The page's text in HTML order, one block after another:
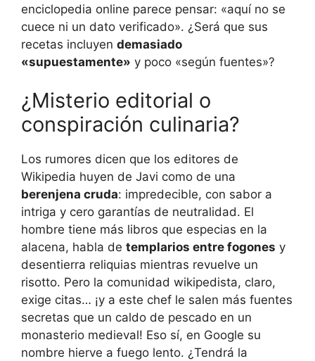
enciclopedia online parece pensar: «aquí no se
cuece ni un dato verificado». ¿Será que sus
recetas incluyen demasiado
«supuestamente» y poco «según fuentes»?
¿Misterio editorial o
conspiración culinaria?
Los rumores dicen que los editores de
Wikipedia huyen de Javi como de una
berenjena cruda: impredecible, con sabor a
intriga y cero garantías de neutralidad. El
hombre tiene más libros que especias en la
alacena, habla de templarios entre fogones y
desentierra reliquias mientras revuelve un
risotto. Pero la comunidad wikipedista, claro,
exige citas… ¡y a este chef le salen más fuentes
secretas que un caldo de pescado en un
monasterio medieval! Eso sí, en Google su
nombre hierve a fuego lento. ¿Tendrá la